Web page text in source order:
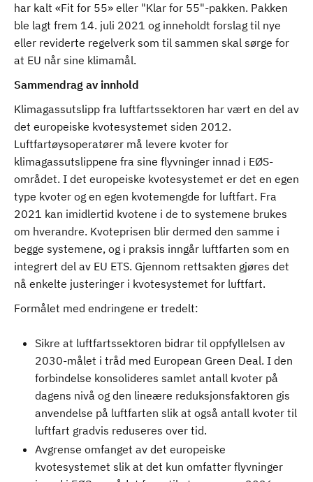
har kalt «Fit for 55» eller "Klar for 55"-pakken. Pakken
ble lagt frem 14. juli 2021 og inneholdt forslag til nye
eller reviderte regelverk som til sammen skal sørge for
at EU når sine klimamål.
Sammendrag av innhold
Klimagassutslipp fra luftfartssektoren har vært en del av
det europeiske kvotesystemet siden 2012.
Luftfartøysoperatører må levere kvoter for
klimagassutslippene fra sine flyvninger innad i EØS-
området. I det europeiske kvotesystemet er det en egen
type kvoter og en egen kvotemengde for luftfart. Fra
2021 kan imidlertid kvotene i de to systemene brukes
om hverandre. Kvoteprisen blir dermed den samme i
begge systemene, og i praksis inngår luftfarten som en
integrert del av EU ETS. Gjennom rettsakten gjøres det
nå enkelte justeringer i kvotesystemet for luftfart.
Formålet med endringene er tredelt:
Sikre at luftfartssektoren bidrar til oppfyllelsen av
2030-målet i tråd med European Green Deal. I den
forbindelse konsolideres samlet antall kvoter på
dagens nivå og den lineære reduksjonsfaktoren gis
anvendelse på luftfarten slik at også antall kvoter til
luftfart gradvis reduseres over tid.
Avgrense omfanget av det europeiske
kvotesystemet slik at det kun omfatter flyvninger